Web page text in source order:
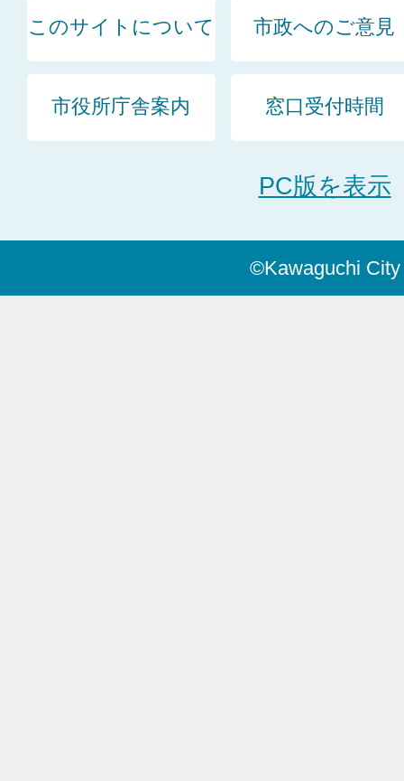
このサイトについて 市政へのご意見
市役所庁舎案内 窓口受付時間
PC版を表示
©Kawaguchi City